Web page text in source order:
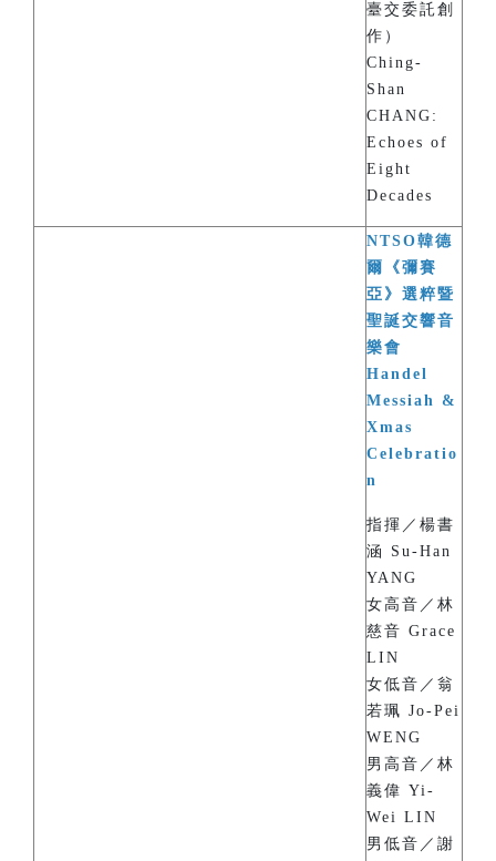
臺交委託創
作）
Ching-
Shan
CHANG:
Echoes of
Eight
Decades
NTSO韓德
爾《彌賽
亞》選粹暨
聖誕交響音
樂會
Handel
Messiah &
Xmas
Celebratio
n
指揮／楊書
涵 Su-Han
YANG
女高音／林
慈音 Grace
LIN
女低音／翁
若珮 Jo-Pei
WENG
男高音／林
義偉 Yi-
Wei LIN
男低音／謝